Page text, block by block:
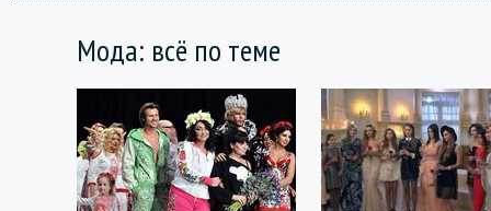
Мода: всё по теме